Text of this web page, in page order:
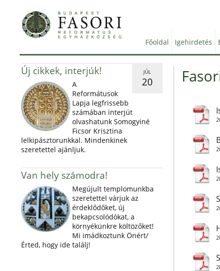
Főoldal Igehirdetés
JÚL
20
Új cikkek, interjúk!
A
Reformátusok
Lapja legfrissebb
számában interjút
olvashatunk Somogyiné
Ficsor Krisztina
lelkipásztorunkkal. Mindenkinek
szeretettel ajánljuk.
Van hely számodra!
Megújult templomunkba
szeretettel várjuk az
érdeklődőket, új
bekapcsolódókat, a
környékünkre költözőket!
Mi imádkoztunk Önért/
Érted, hogy ide találj!